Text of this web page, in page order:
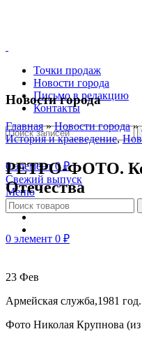
Точки продаж
Новости города
Письмо в редакцию
Контакты
0элемент 0₽
Свежий выпуск
Меню
0 элемент 0 ₽
Новости города
Главная»Новости города»
История и краеведение,
РЕТРО-ФОТО.
Отечества
23 Фев
Армейская служба,1981 год.
Фото Николая Крупнова (из